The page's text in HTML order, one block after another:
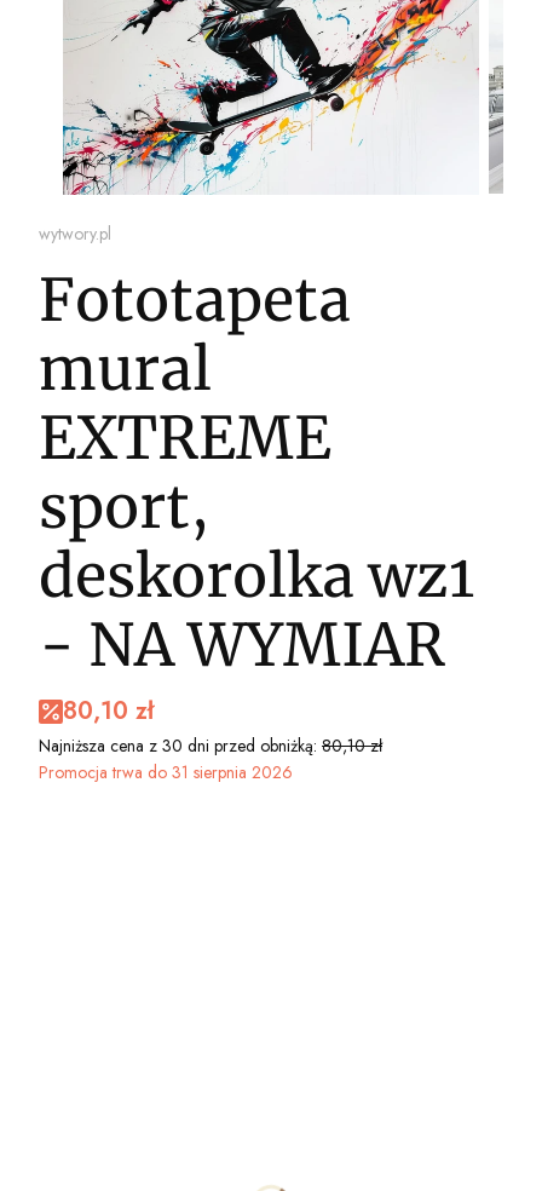
wytwory.pl
Fototapeta
mural
EXTREME
sport,
deskorolka wz1
- NA WYMIAR
80,10 zł
Najniższa cena z 30 dni przed obniżką: 80,10 zł
Promocja trwa do 31 sierpnia 2026